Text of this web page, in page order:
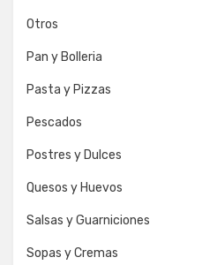
Otros
Pan y Bolleria
Pasta y Pizzas
Pescados
Postres y Dulces
Quesos y Huevos
Salsas y Guarniciones
Sopas y Cremas